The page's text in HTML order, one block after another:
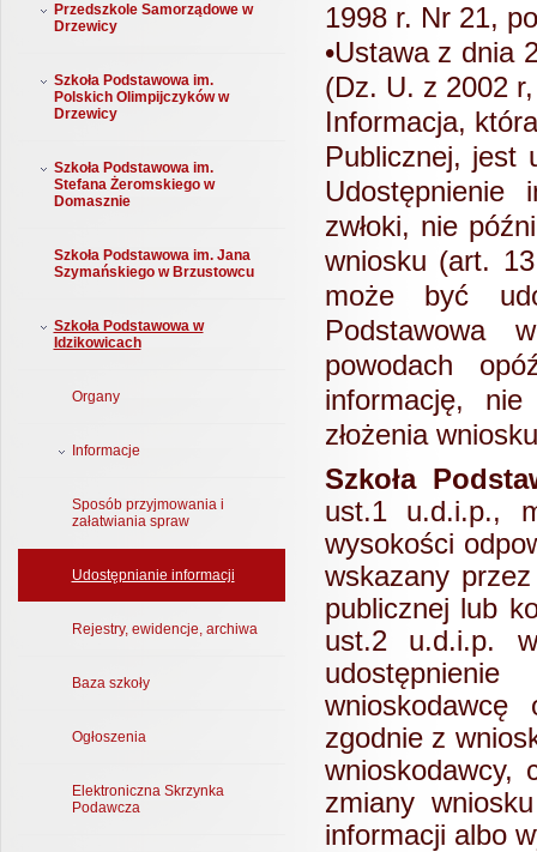
Przedszkole Samorządowe w
Drzewicy
Szkoła Podstawowa im.
Polskich Olimpijczyków w
Drzewicy
Szkoła Podstawowa im.
Stefana Żeromskiego w
Domasznie
Szkoła Podstawowa im. Jana
Szymańskiego w Brzustowcu
Szkoła Podstawowa w
Idzikowicach
Organy
Informacje
Sposób przyjmowania i
załatwiania spraw
Udostępnianie informacji
Rejestry, ewidencje, archiwa
Baza szkoły
Ogłoszenia
Elektroniczna Skrzynka
Podawcza
1998 r. Nr 21,
•Ustawa z dnia
(Dz. U. z 2002
Informacja,
Publicznej, jest
Udostępnienie
zwłoki, nie
wniosku (art.
może być
Podstawowa
powodach
informację,
złożenia
Szkoła
ust.1 u.d.i.p.,
wysokości
wskazany
publicznej lub
ust.2 u.d.i.p.
wnioskodawcę
zgodnie z
wnioskodawcy,
zmiany
informacji albo